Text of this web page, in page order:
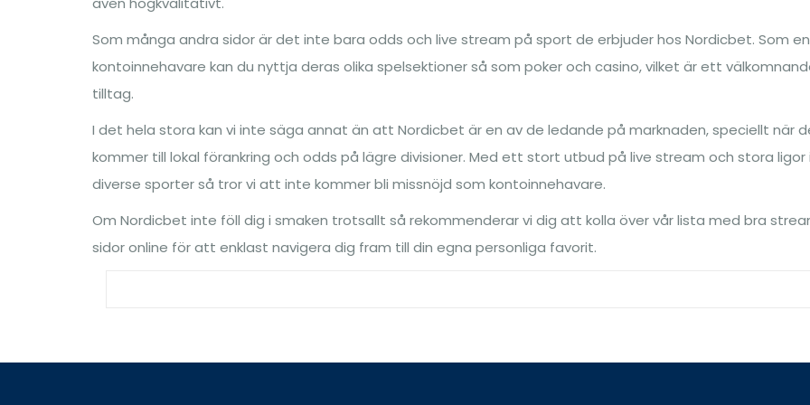
Som många andra sidor är det inte bara odds och live stream på sport de erbjuder hos Nordicbet. Som en
kontoinnehavare kan du nyttja deras olika spelsektioner så som poker och casino, vilket är ett
tilltag.
I det hela stora kan vi inte säga annat än att Nordicbet är en av de ledande på marknaden, speciellt när
kommer till lokal förankring och odds på lägre divisioner. Med ett stort utbud på live stream och stora ligor i
diverse sporter så tror vi att inte kommer bli missnöjd som kontoinnehavare.
Om Nordicbet inte föll dig i smaken trotsallt så rekommenderar vi dig att kolla över vår lista med bra
sidor online för att enklast navigera dig fram till din egna personliga favorit.